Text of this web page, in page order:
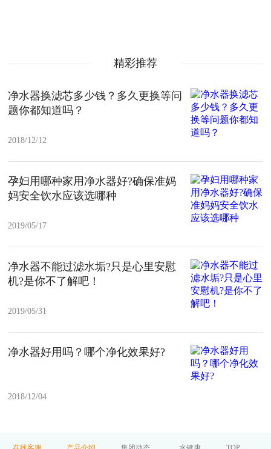
精彩推荐
净水器换滤芯多少钱？多久更换等问
题你都知道吗？
2018/12/12
孕妇用哪种家用净水器好?确保准妈
妈安全饮水应该选哪种
2019/05/17
净水器不能过滤水垢?只是心里安慰
机?是你不了解吧！
2019/05/31
净水器好用吗？哪个净化效果好?
2018/12/04